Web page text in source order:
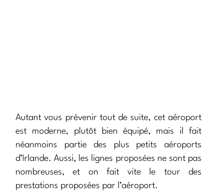
Autant vous prévenir tout de suite, cet aéroport
est moderne, plutôt bien équipé, mais il fait
néanmoins partie des plus petits aéroports
d’Irlande. Aussi, les lignes proposées ne sont pas
nombreuses, et on fait vite le tour des
prestations proposées par l’aéroport.